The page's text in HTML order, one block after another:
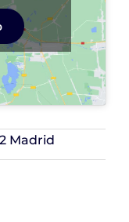
Madrid